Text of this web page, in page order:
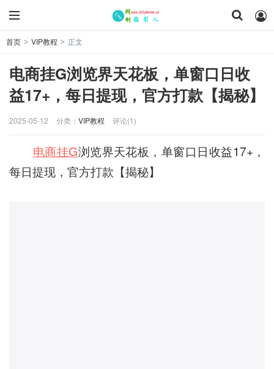
首页 > VIP教程 > 正文
电商挂G浏览界天花板，单窗口日收
益17+，每日提现，官方打款【揭秘】
2025-05-12 分类： VIP教程 评论(1)
电商挂G浏览界天花板，单窗口日收益17+，
每日提现，官方打款【揭秘】